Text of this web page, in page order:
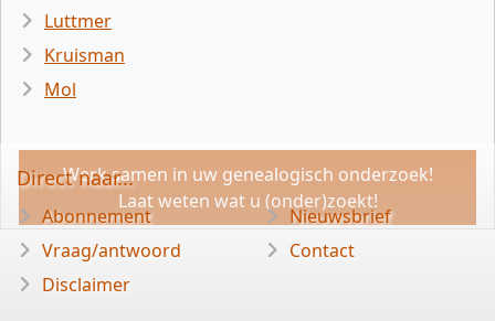
Luttmer
Kruisman
Mol
Werk samen in uw genealogisch onderzoek!
Laat weten wat u (onder)zoekt!
Direct naar...
Abonnement
Vraag/antwoord
Disclaimer
Nieuwsbrief
Contact